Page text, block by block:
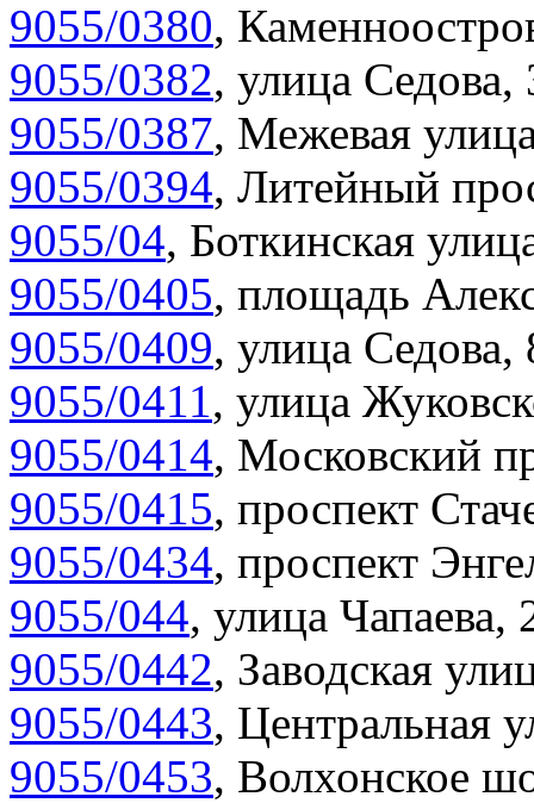
9055/0380,
9055/0382, улица Седова,
9055/0387, Межевая
9055/0394, Литейный
9055/04, Боткинская
9055/0405, площадь
9055/0409, улица Седова,
9055/0411, улица
9055/0414, Московский
9055/0415, проспект
9055/0434, проспект
9055/044, улица Чапаева,
9055/0442, Заводская
9055/0443, Центральная
9055/0453, Волхонское